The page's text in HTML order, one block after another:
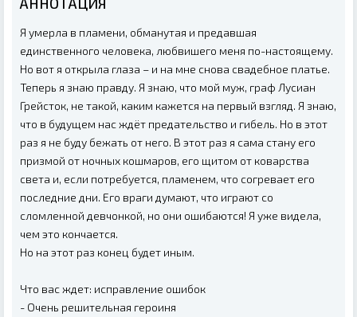
Я умерла в пламени, обманутая и предавшая
единственного человека, любвишего меня по-настоящему.
Но вот я открыла глаза – и на мне снова свадебное платье.
Теперь я знаю правду. Я знаю, что мой муж, граф Лусиан
Грейсток, не такой, каким кажется на первый взгляд. Я знаю,
что в будущем нас ждёт предательство и гибель. Но в этот
раз я не буду бежать от него. В этот раз я сама стану его
призмой от ночных кошмаров, его щитом от коварства
света и, если потребуется, пламенем, что согревает его
последние дни. Его враги думают, что играют со
сломленной девчонкой, но они ошибаются! Я уже видела,
чем это кончается.
Но на этот раз конец будет иным.
Что вас ждет: исправление ошибок
- Очень решительная героиня